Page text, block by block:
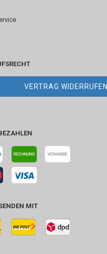
VERTRAG WIDERRUFEN
MIT